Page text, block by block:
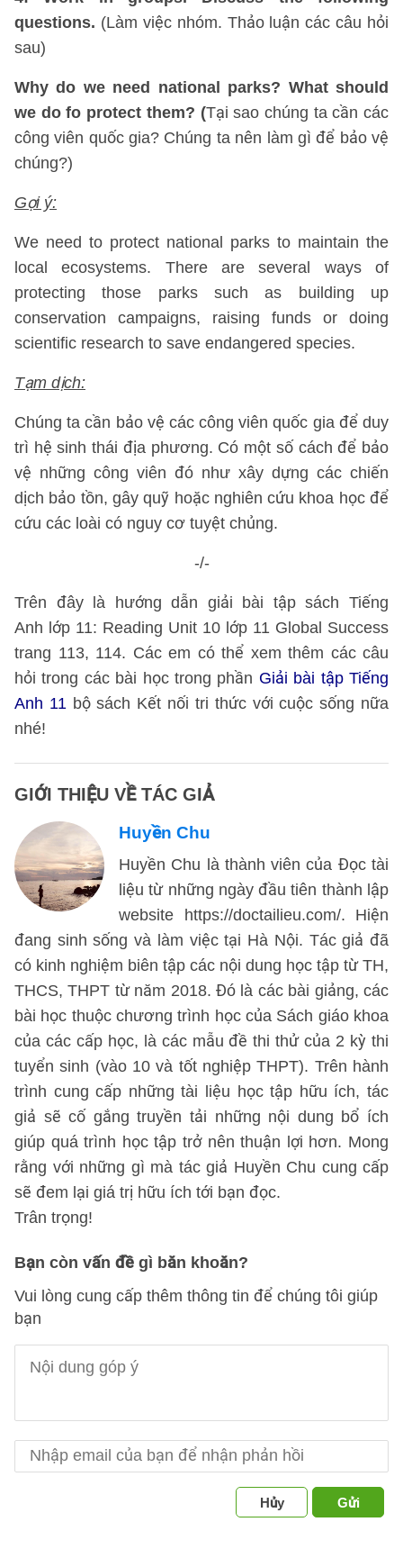
questions. (Làm việc nhóm. Thảo luận các câu hỏi
sau)
Why do we need national parks? What should
we do fo protect them? (Tại sao chúng ta cần các
công viên quốc gia? Chúng ta nên làm gì để bảo vệ
chúng?)
Gợi ý:
We need to protect national parks to maintain the
local ecosystems. There are several ways of
protecting those parks such as building up
conservation campaigns, raising funds or doing
scientific research to save endangered species.
Tạm dịch:
Chúng ta cần bảo vệ các công viên quốc gia để duy
trì hệ sinh thái địa phương. Có một số cách để bảo
vệ những công viên đó như xây dựng các chiến
dịch bảo tồn, gây quỹ hoặc nghiên cứu khoa học để
cứu các loài có nguy cơ tuyệt chủng.
-/-
Trên đây là hướng dẫn giải bài tập sách Tiếng
Anh lớp 11: Reading Unit 10 lớp 11 Global Success
trang 113, 114. Các em có thể xem thêm các câu
hỏi trong các bài học trong phần Giải bài tập Tiếng
Anh 11bộ sách Kết nối tri thức với cuộc sống nữa
nhé!
GIỚI THIỆU VỀ TÁC GIẢ
Huyền Chu
Huyền Chu là thành viên của Đọc tài
liệu từ những ngày đầu tiên thành lập
website https://doctailieu.com/. Hiện
đang sinh sống và làm việc tại Hà Nội. Tác giả đã
có kinh nghiệm biên tập các nội dung học tập từ TH,
THCS, THPT từ năm 2018. Đó là các bài giảng, các
bài học thuộc chương trình học của Sách giáo khoa
của các cấp học, là các mẫu đề thi thử của 2 kỳ thi
tuyển sinh (vào 10 và tốt nghiệp THPT). Trên hành
trình cung cấp những tài liệu học tập hữu ích, tác
giả sẽ cố gắng truyền tải những nội dung bổ ích
giúp quá trình học tập trở nên thuận lợi hơn. Mong
rằng với những gì mà tác giả Huyền Chu cung cấp
sẽ đem lại giá trị hữu ích tới bạn đọc.
Trân trọng!
Bạn còn vấn đề gì băn khoăn?
Vui lòng cung cấp thêm thông tin để chúng tôi giúp
bạn
Hủy Gửi